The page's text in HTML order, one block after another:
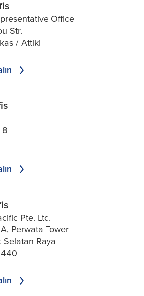
Office
Str.
/ Attiki
8
Pte. Ltd.
Perwata Tower
Selatan Raya